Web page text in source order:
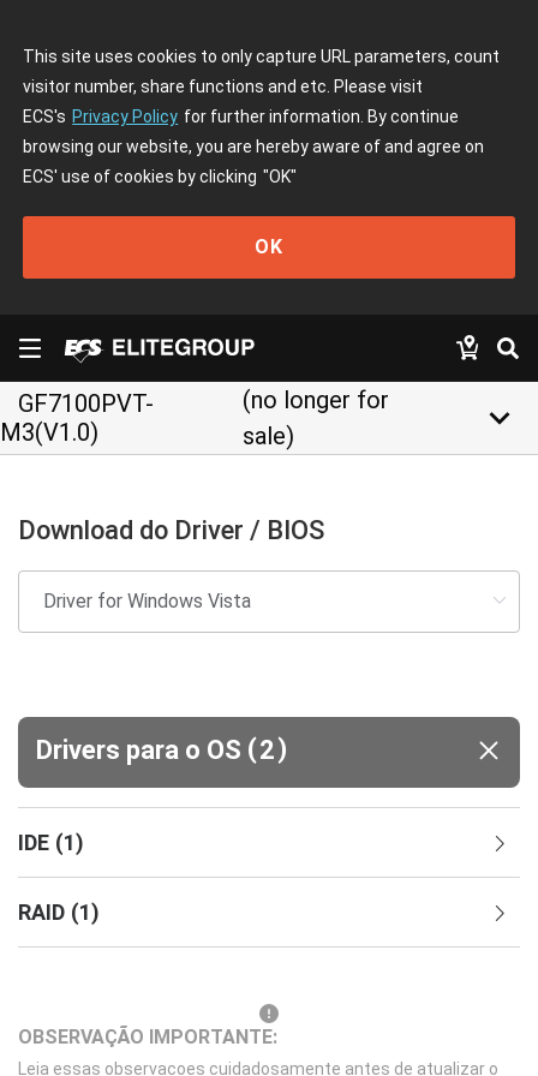
This site uses cookies to only capture URL parameters, count
visitor number, share functions and etc. Please visit
ECS's Privacy Policy for further information. By continue
browsing our website, you are hereby aware of and agree on
ECS' use of cookies by clicking "OK"
OK
GF7100PVT-
M3(V1.0)
(no longer for
sale)
keyboard_arrow_down
Download do Driver / BIOS
Drivers para o OS (2)
IDE (1)
RAID (1)
OBSERVAÇÃO IMPORTANTE:
Leia essas observacoes cuidadosamente antes de atualizar o